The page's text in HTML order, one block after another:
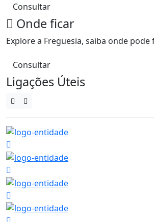
Consultar
Onde ficar
Explore a Freguesia, saiba onde pode
Consultar
Ligações Úteis